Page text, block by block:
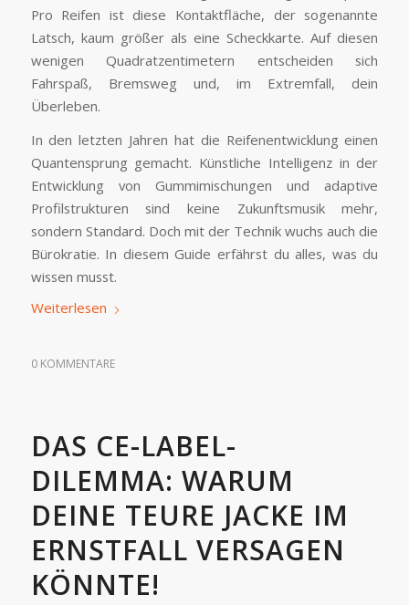
Pro Reifen ist diese Kontaktfläche, der sogenannte
Latsch, kaum größer als eine Scheckkarte. Auf diesen
wenigen Quadratzentimetern entscheiden sich
Fahrspaß, Bremsweg und, im Extremfall, dein
Überleben.
In den letzten Jahren hat die Reifenentwicklung einen
Quantensprung gemacht. Künstliche Intelligenz in der
Entwicklung von Gummimischungen und adaptive
Profilstrukturen sind keine Zukunftsmusik mehr,
sondern Standard. Doch mit der Technik wuchs auch die
Bürokratie. In diesem Guide erfährst du alles, was du
wissen musst.
Weiterlesen
0 KOMMENTARE
DAS CE-LABEL-
DILEMMA: WARUM
DEINE TEURE JACKE IM
ERNSTFALL VERSAGEN
KÖNNTE!